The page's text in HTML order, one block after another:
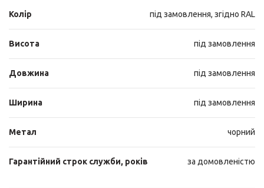
Колір під замовлення, згідно RAL
Висота під замовлення
Довжина під замовлення
Ширина під замовлення
Метал чорний
Гарантійний строк служби, років за домовленістю